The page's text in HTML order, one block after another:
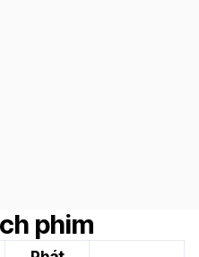
phim